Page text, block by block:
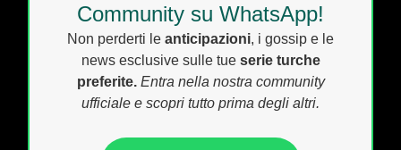
Community su WhatsApp!
Non perderti le anticipazioni, i gossip e le
news esclusive sulle tue serie turche
preferite. Entra nella nostra community
ufficiale e scopri tutto prima degli altri.